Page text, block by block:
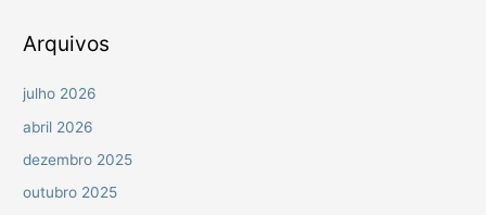
r
Arquivos
julho 2026
abril 2026
dezembro 2025
outubro 2025